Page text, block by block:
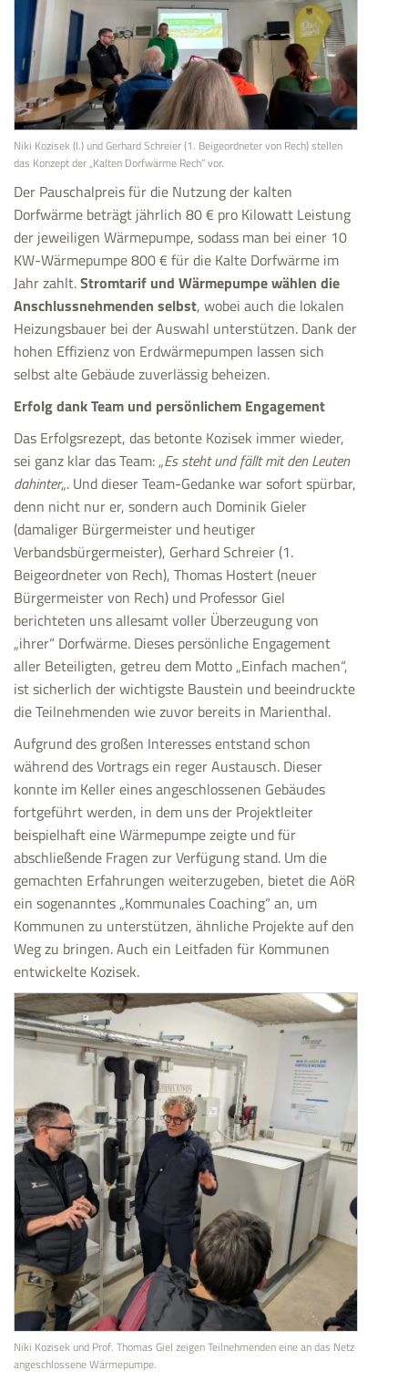
Niki Kozisek (l.) und Gerhard Schreier (1. Beigeordneter von Rech) stellen
das Konzept der „Kalten Dorfwärme Rech“ vor.
Der Pauschalpreis für die Nutzung der kalten
Dorfwärme beträgt jährlich 80 € pro Kilowatt Leistung
der jeweiligen Wärmepumpe, sodass man bei einer 10
KW-Wärmepumpe 800 € für die Kalte Dorfwärme im
Jahr zahlt.Stromtarif und Wärmepumpe wählen die
Anschlussnehmenden selbst, wobei auch die lokalen
Heizungsbauer bei der Auswahl unterstützen. Dank der
hohen Effizienz von Erdwärmepumpen lassen sich
selbst alte Gebäude zuverlässig beheizen.
Erfolg dank Team und persönlichem Engagement
Das Erfolgsrezept, das betonte Kozisek immer wieder,
sei ganz klar das Team: „Es steht und fällt mit den Leuten
dahinter„. Und dieser Team-Gedanke war sofort spürbar,
denn nicht nur er, sondern auch Dominik Gieler
(damaliger Bürgermeister und heutiger
Verbandsbürgermeister), Gerhard Schreier (1.
Beigeordneter von Rech), Thomas Hostert (neuer
Bürgermeister von Rech) und Professor Giel
berichteten uns allesamt voller Überzeugung von
„ihrer“ Dorfwärme. Dieses persönliche Engagement
aller Beteiligten, getreu dem Motto „Einfach machen“,
ist sicherlich der wichtigste Baustein und beeindruckte
die Teilnehmenden wie zuvor bereits in Marienthal.
Aufgrund des großen Interesses entstand schon
während des Vortrags ein reger Austausch. Dieser
konnte im Keller eines angeschlossenen Gebäudes
fortgeführt werden, in dem uns der Projektleiter
beispielhaft eine Wärmepumpe zeigte und für
abschließende Fragen zur Verfügung stand. Um die
gemachten Erfahrungen weiterzugeben, bietet die AöR
ein sogenanntes „Kommunales Coaching“ an, um
Kommunen zu unterstützen, ähnliche Projekte auf den
Weg zu bringen. Auch ein Leitfaden für Kommunen
entwickelte Kozisek.
Niki Kozisek und Prof. Thomas Giel zeigen Teilnehmenden eine an das Netz
angeschlossene Wärmepumpe.